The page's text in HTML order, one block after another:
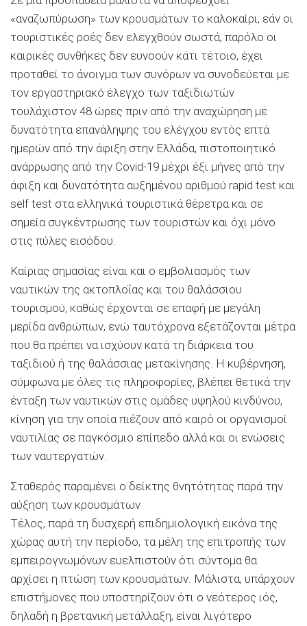
«αναζωπύρωση» των κρουσμάτων το καλοκαίρι, εάν οι
τουριστικές ροές δεν ελεγχθούν σωστά, παρόλο οι
καιρικές συνθήκες δεν ευνοούν κάτι τέτοιο, έχει
προταθεί το άνοιγμα των συνόρων να συνοδεύεται με
τον εργαστηριακό έλεγχο των ταξιδιωτών
τουλάχιστον 48 ώρες πριν από την αναχώρηση με
δυνατότητα επανάληψης του ελέγχου εντός επτά
ημερών από την άφιξη στην Ελλάδα, πιστοποιητικό
ανάρρωσης από την Covid-19 μέχρι έξι μήνες από την
άφιξη και δυνατότητα αυξημένου αριθμού rapid test και
self test στα ελληνικά τουριστικά θέρετρα και σε
σημεία συγκέντρωσης των τουριστών και όχι μόνο
στις πύλες εισόδου.
Καίριας σημασίας είναι και ο εμβολιασμός των
ναυτικών της ακτοπλοΐας και του θαλάσσιου
τουρισμού, καθώς έρχονται σε επαφή με μεγάλη
μερίδα ανθρώπων, ενώ ταυτόχρονα εξετάζονται μέτρα
που θα πρέπει να ισχύουν κατά τη διάρκεια του
ταξιδιού ή της θαλάσσιας μετακίνησης. Η κυβέρνηση,
σύμφωνα με όλες τις πληροφορίες, βλέπει θετικά την
ένταξη των ναυτικών στις ομάδες υψηλού κινδύνου,
κίνηση για την οποία πιέζουν από καιρό οι οργανισμοί
ναυτιλίας σε παγκόσμιο επίπεδο αλλά και οι ενώσεις
των ναυτεργατών.
Σταθερός παραμένει ο δείκτης θνητότητας παρά την
αύξηση των κρουσμάτων
Τέλος, παρά τη δυσχερή επιδημιολογική εικόνα της
χώρας αυτή την περίοδο, τα μέλη της επιτροπής των
εμπειρογνωμόνων ευελπιστούν ότι σύντομα θα
αρχίσει η πτώση των κρουσμάτων. Μάλιστα, υπάρχουν
επιστήμονες που υποστηρίζουν ότι ο νεότερος ιός,
δηλαδή η βρετανική μετάλλαξη, είναι λιγότερο